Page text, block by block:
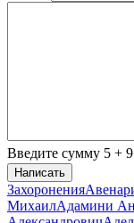
Введите сумму 5 + 9
Написать
Захоронения
МихаилАдамини